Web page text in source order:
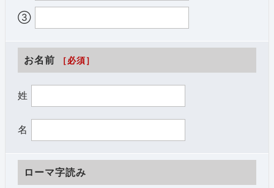
③
お名前 ［必須］
姓
名
ローマ字読み